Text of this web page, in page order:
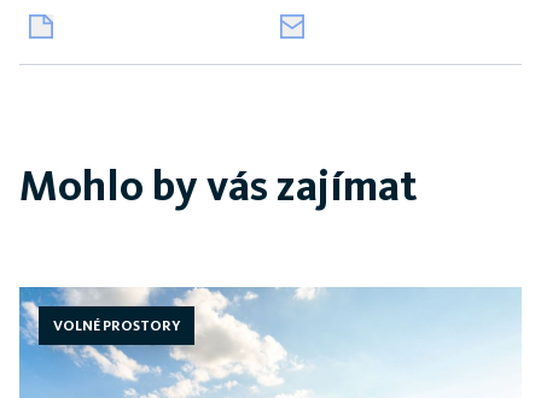
Mohlo by vás zajímat
VOLNÉ PROSTORY